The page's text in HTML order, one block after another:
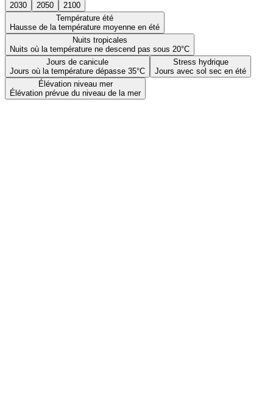
2030 2050
2100
Température été
Hausse de la température moyenne en été
Nuits tropicales
Nuits où la température ne descend pas sous 20°C
Jours de canicule
Jours où la température dépasse 35°C
Stress hydrique
Jours avec sol sec en été
Élévation niveau mer
Élévation prévue du niveau de la mer